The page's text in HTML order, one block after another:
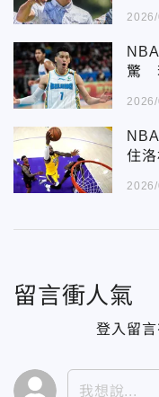
驚
住
留言衝人氣
登入留言